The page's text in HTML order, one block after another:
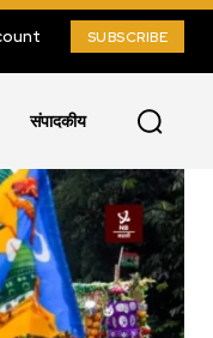
SUBSCRIBE
संपादकीय